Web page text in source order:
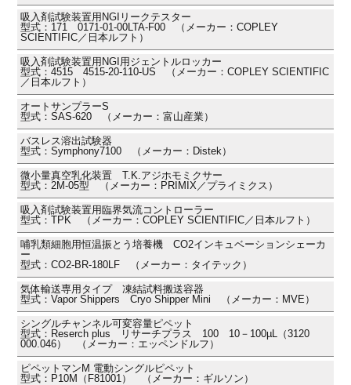
吸入剤試験装置用NGIリークテスター
型式：171 0171-01-00LTA-F00 （メーカー：COPLEY
SCIENTIFIC／日本ルフト）
吸入剤試験装置用NGI用ジェントルロッカー
型式：4515 4515-20-110-US （メーカー：COPLEY SCIENTIFIC
／日本ルフト）
オートサンプラーS
型式：SAS-620 （メーカー：富山産業）
バスレス溶出試験器
型式：Symphony7100 （メーカー：Distek）
微小量真空乳化装置 T.K.アジホモミクサー
型式：2M-05型 （メーカー：PRIMIX／プライミクス）
吸入剤試験装置用臨界気流コントローラー
型式：TPK （メーカー：COPLEY SCIENTIFIC／日本ルフト）
哺乳類細胞用恒温振とう培養機 CO2インキュベーションシェーカ
ー
型式：CO2-BR-180LF （メーカー：タイテック）
気体輸送専用タイプ 凍結試料搬送容器
型式：Vapor Shippers Cryo Shipper Mini （メーカー：MVE）
シングルチャンネル可変容量ピペット
型式：Reserch plus リサーチプラス 100 10－100µL（3120
000.046） （メーカー：エッペンドルフ）
ピペットマンM 電動シングルピペット
型式：P10M（F81001） （メーカー：ギルソン）